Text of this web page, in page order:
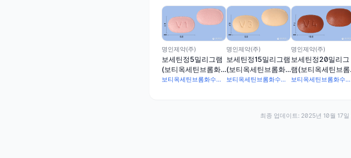
명인제약(주)
보세틴정5밀리그램
(보티옥세틴브롬화
수소산염)
보티옥세틴브롬화수소산염 6.355mg
명인제약(주)
보세틴정15밀리그램
(보티옥세틴브롬화
수소산염)
보티옥세틴브롬화수소산염 19.065mg
명인제약(주)
보세틴정20밀리그
램(보티옥세틴브롬
화수소산염)
보티옥세틴브롬화수소산염 25.42mg
최종 업데이트: 2025년 10월 17일